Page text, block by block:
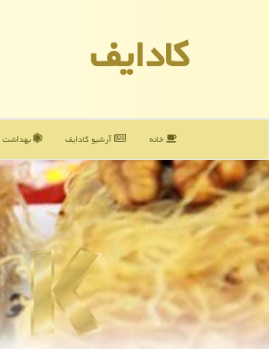
كادایف
خانه آرشیو كادایف بهداشت